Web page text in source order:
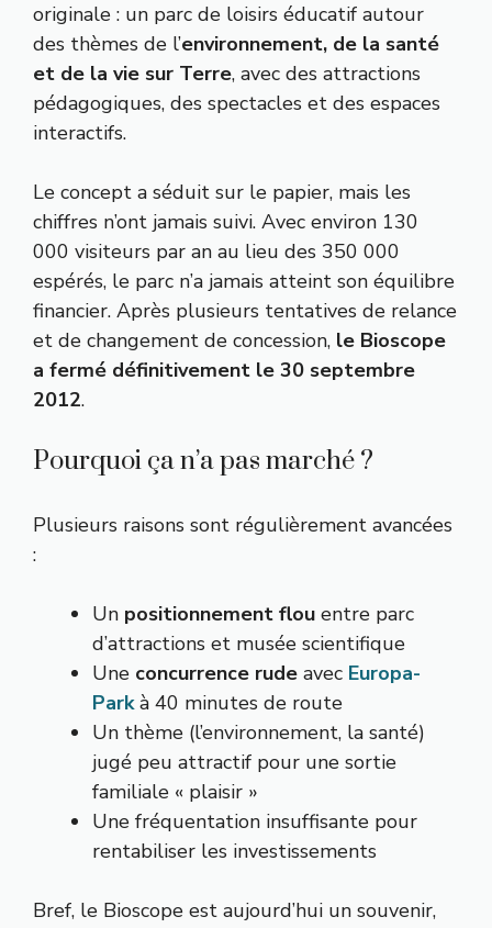
originale : un parc de loisirs éducatif autour
des thèmes de l’environnement, de la santé
et de la vie sur Terre, avec des attractions
pédagogiques, des spectacles et des espaces
interactifs.
Le concept a séduit sur le papier, mais les
chiffres n’ont jamais suivi. Avec environ 130
000 visiteurs par an au lieu des 350 000
espérés, le parc n’a jamais atteint son équilibre
financier. Après plusieurs tentatives de relance
et de changement de concession, le Bioscope
a fermé définitivement le 30 septembre
2012.
Pourquoi ça n’a pas marché ?
Plusieurs raisons sont régulièrement avancées
:
Un positionnement flou entre parc
d’attractions et musée scientifique
Une concurrence rude avec Europa-
Parkà 40 minutes de route
Un thème (l’environnement, la santé)
jugé peu attractif pour une sortie
familiale « plaisir »
Une fréquentation insuffisante pour
rentabiliser les investissements
Bref, le Bioscope est aujourd’hui un souvenir,